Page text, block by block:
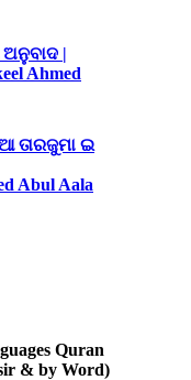
|
Ahmed
ତାରଜୁମା ଇ
Abul Aala
Quran
& by Word)